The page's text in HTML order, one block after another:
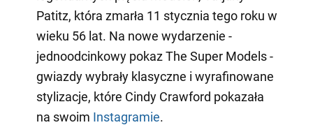
Patitz, która zmarła 11 stycznia tego roku w
wieku 56 lat. Na nowe wydarzenie -
jednoodcinkowy pokaz The Super Models -
gwiazdy wybrały klasyczne i wyrafinowane
stylizacje, które Cindy Crawford pokazała
na swoim Instagramie.